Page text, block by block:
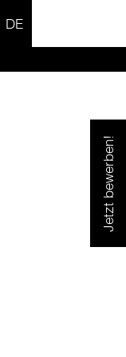
SPRACHE
Jetzt bewerben!